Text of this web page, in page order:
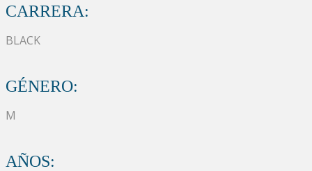
CARRERA:
BLACK
GÉNERO:
M
AÑOS: